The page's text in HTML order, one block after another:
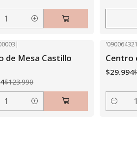
|
de Mesa Castillo
$123.990
Centro
$29.994
Cantidad